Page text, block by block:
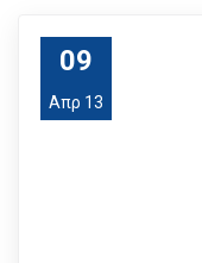
09
Απρ 13